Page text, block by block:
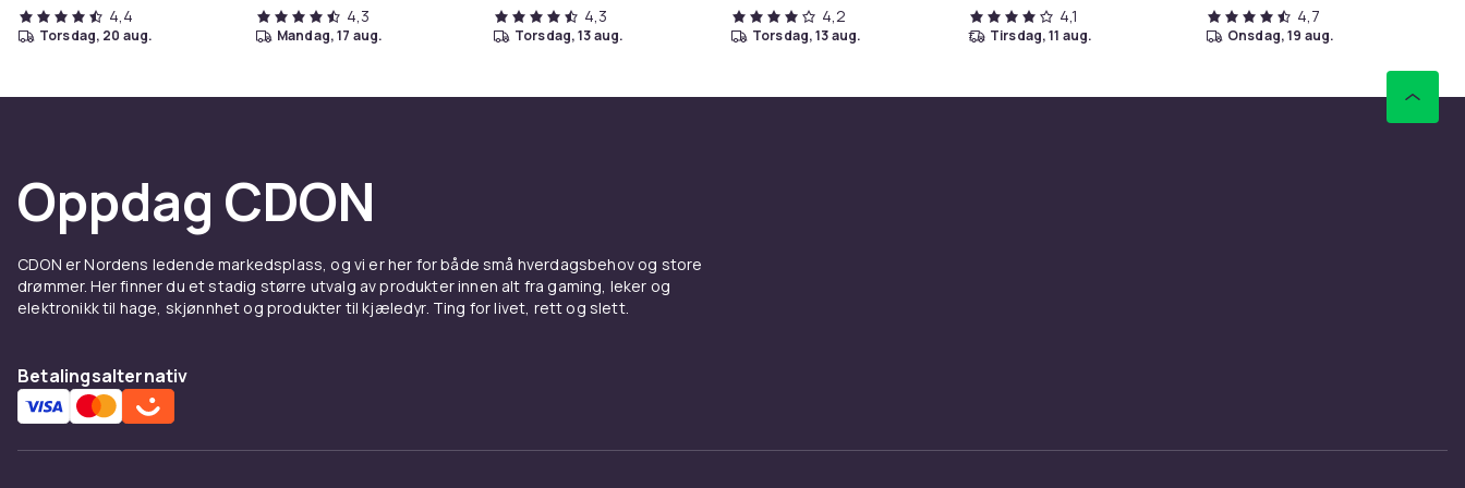
4,4
torsdag, 20 aug.
4,3
mandag, 17 aug.
4,3
torsdag, 13 aug.
4,2
torsdag, 13 aug.
4,1
tirsdag, 11 aug.
4,7
onsdag, 19 aug.
Oppdag CDON
CDON er Nordens ledende markedsplass, og vi er her for både små hverdagsbehov og store
drømmer. Her finner du et stadig større utvalg av produkter innen alt fra gaming, leker og
elektronikk til hage, skjønnhet og produkter til kjæledyr. Ting for livet, rett og slett.
Betalingsalternativ